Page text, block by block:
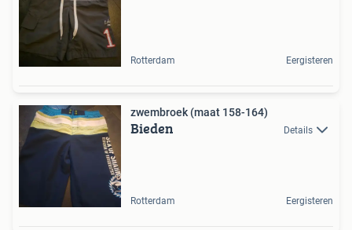
Rotterdam Eergisteren
zwembroek (maat 158-164)
Bieden Details
Rotterdam Eergisteren